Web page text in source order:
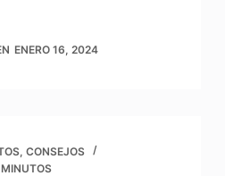
ENERO 16, 2024
, CONSEJOS